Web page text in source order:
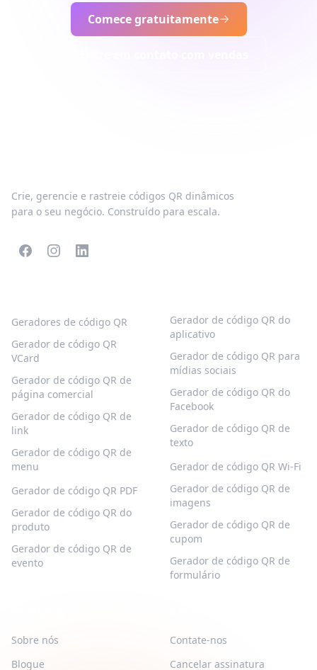
Comece gratuitamente
Crie, gerencie e rastreie códigos QR dinâmicos
para o seu negócio. Construído para escala.
Geradores de código QR
Gerador de código QR
VCard
Gerador de código QR de
página comercial
Gerador de código QR de
link
Gerador de código QR de
menu
Gerador de código QR PDF
Gerador de código QR do
produto
Gerador de código QR de
evento
Gerador de código QR do
aplicativo
Gerador de código QR para
mídias sociais
Gerador de código QR do
Facebook
Gerador de código QR de
texto
Gerador de código QR Wi-Fi
Gerador de código QR de
imagens
Gerador de código QR de
cupom
Gerador de código QR de
formulário
Sobre nós
Blogue
Contate-nos
Cancelar assinatura